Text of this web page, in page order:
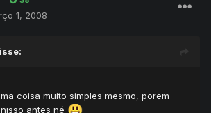
1, 2008
coisa muito simples mesmo, porem
antes né